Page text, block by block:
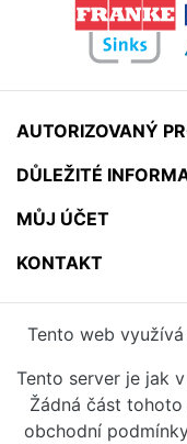
AUTORIZOVANÝ
DŮLEŽITÉ
MŮJ ÚČET
KONTAKT
Tento web
Tento server je jak
Žádná část
obchodní